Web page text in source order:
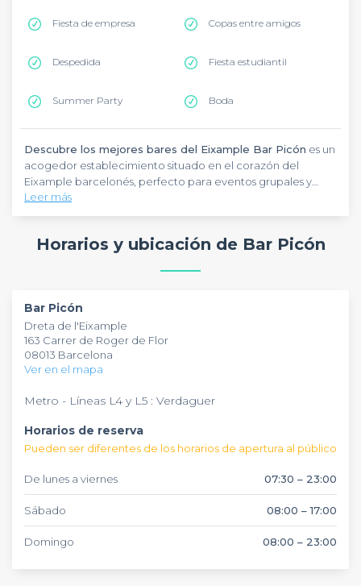
Fiesta de empresa Copas entre amigos
Despedida Fiesta estudiantil
Summer Party Boda
Descubre los mejores bares del Eixample Bar Picón es un
acogedor establecimiento situado en el corazón del
Eixample barcelonés, perfecto para eventos grupales y
celebraciones.
y su auténtica terraza, donde los grupos pueden disfrutar de
reuniones y afterworks,Bar Picónofrece el espacio
Leer más
Horarios y ubicación de Bar Picón
Bar Picón
Dreta de l'Eixample
163 Carrer de Roger de Flor
08013 Barcelona
Ver en el mapa
Metro - Líneas L4 y L5 : Verdaguer
Horarios de reserva
Pueden ser diferentes de los horarios de apertura al público
De lunes a viernes 07:30 – 23:00
Sábado 08:00 – 17:00
Domingo 08:00 – 23:00